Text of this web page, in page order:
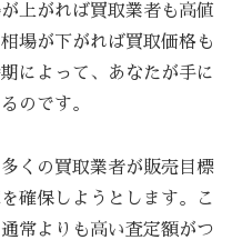
上がれば買取業者も高値
場が下がれば買取価格も
によって、あなたが手に
のです。
くの買取業者が販売目標
確保しようとします。こ
常よりも高い査定額がつ